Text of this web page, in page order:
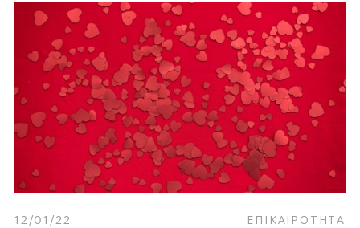
12/01/22 ΕΠΙΚΑΙΡΟΤΗΤΑ